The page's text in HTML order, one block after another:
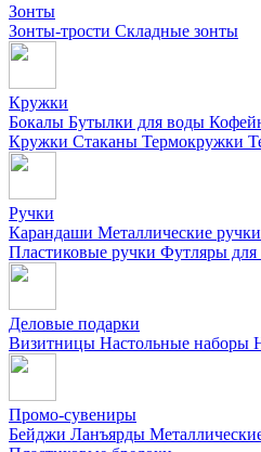
Зонты
Зонты-трости Складные зонты
Кружки
Бокалы Бутылки для воды
Кружки Стаканы Термокружки
Ручки
Карандаши Металлические ручки
Пластиковые ручки Футляры для
Деловые подарки
Визитницы Настольные наборы
Промо-сувениры
Бейджи Ланъярды